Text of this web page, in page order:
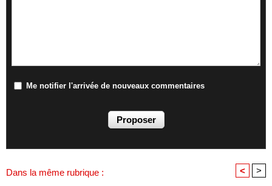
Me notifier l'arrivée de nouveaux commentaires
Dans la même rubrique : < >